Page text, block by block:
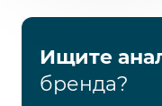
Ищите
бренда?